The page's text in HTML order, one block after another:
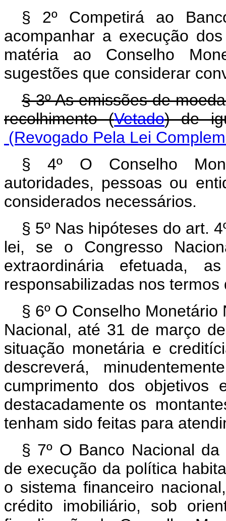
§ 2º Competirá ao
acompanhar a execução
matéria ao Conselho
sugestões que considerar
§ 3º As emissões de
recolhimento (Vetado) de
(Revogado Pela Lei
§ 4º O Conselho
autoridades, pessoas ou
considerados necessários.
§ 5º Nas hipóteses do art.
lei, se o Congresso
extraordinária efetuada,
responsabilizadas nos
§ 6º O Conselho
Nacional, até 31 de março
situação monetária e
descreverá,
cumprimento dos objetivos
destacadamente os
tenham sido feitas para
§ 7º O Banco Nacional
de execução da política
o sistema financeiro
crédito imobiliário, sob